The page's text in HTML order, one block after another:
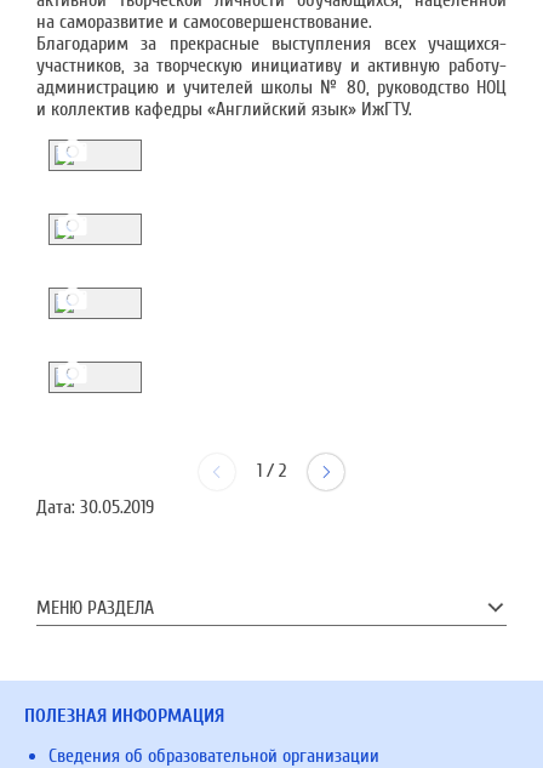
на саморазвитие и самосовершенствование.
Благодарим за прекрасные выступления всех учащихся-
участников, за творческую инициативу и активную работу-
администрацию и учителей школы № 80, руководство НОЦ
и коллектив кафедры «Английский язык» ИжГТУ.
1 / 2
Дата: 30.05.2019
МЕНЮ РАЗДЕЛА
ПОЛЕЗНАЯ ИНФОРМАЦИЯ
Сведения об образовательной организации